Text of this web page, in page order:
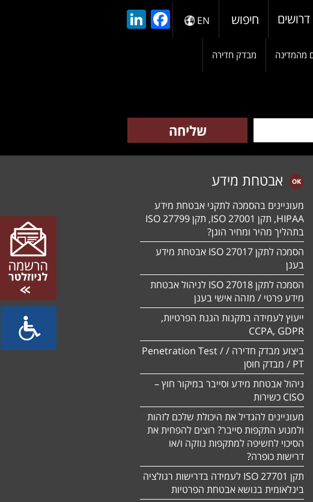
דרושים חיפוש EN
Facebook
מהמדינה מבדק חדירה
אבטחת מידע
מעוניינים בהסמכה לתקני אבטחת מידע
בתהליך מהיר ומחיר הוגן?
הסמכה לתקן 27017 ISO אבטחת מידע
בענן
הסמכה לתקן ISO 27018 לניהול אבטחת
מידע פרטי / מזהה אישי בענן
ייעוץ לעמידה בתקנות הגנת הפרטיות,
CCPA, GDPR
ביצוע מבדק חדירה / Penetration Test /
PT / מבדק חוסן
ניהול אבטחת מידע וסייבר במיקור חוץ –
CISO כשירות
מעוניינים להגדיל את היכולת שלכם לזהות
ולמנוע התקפות סייבר? רוצים להפחית את
הסיכוי לחשיפה למתקפות נוזקה ו/או
דרישות כופרה?
תקן 27701 ISO לעמידה בדרישות רגולציה
בינלאומית בנושא אבטחת הפרטיות